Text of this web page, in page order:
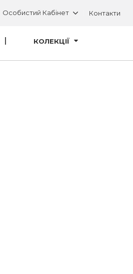
Особистий Кабінет Контакти
КОЛЕКЦІЇ